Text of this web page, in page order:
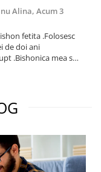
Alina, Acum 3
fetita .Folosesc
de doi ani
.Bishonica mea se
recomand cu
!